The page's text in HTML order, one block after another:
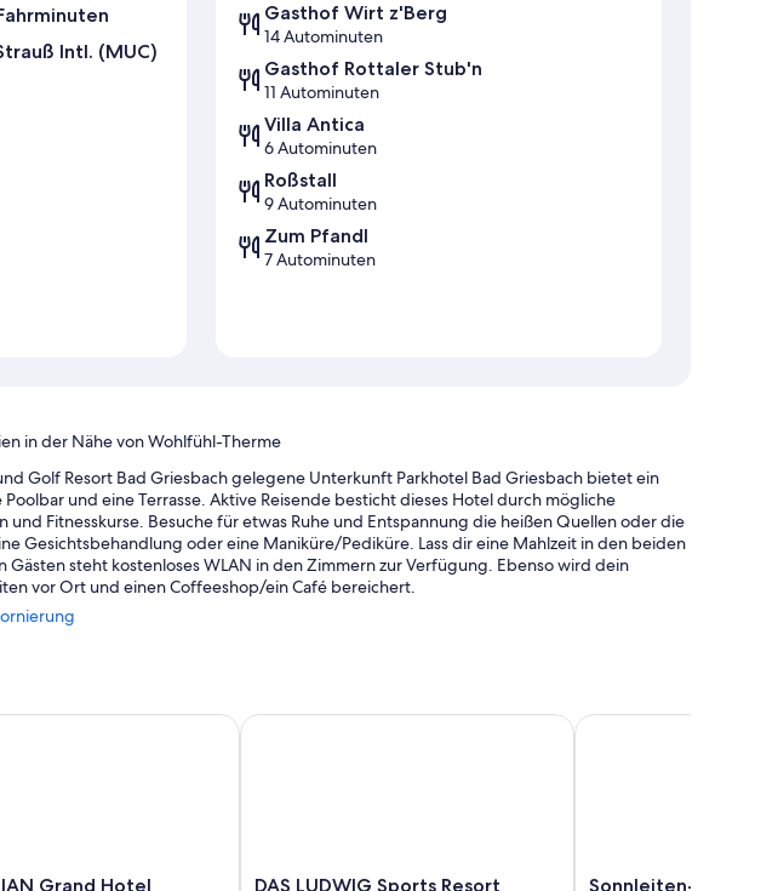
Intl. (MUC)
Gasthof Wirt z'Berg
14 Autominuten
Gasthof Rottaler Stub'n
11 Autominuten
Villa Antica
6 Autominuten
Roßstall
9 Autominuten
Zum Pfandl
7 Autominuten
in der Nähe von Wohlfühl-Therme
Golf Resort Bad Griesbach gelegene Unterkunft Parkhotel Bad Griesbach bietet ein
und eine Terrasse. Aktive Reisende besticht dieses Hotel durch mögliche
Fitnesskurse. Besuche für etwas Ruhe und Entspannung die heißen Quellen oder die
Gesichtsbehandlung oder eine Maniküre/Pediküre. Lass dir eine Mahlzeit in den beiden
Gästen steht kostenloses WLAN in den Zimmern zur Verfügung. Ebenso wird dein
vor Ort und einen Coffeeshop/ein Café bereichert.
Express-Check-out und Bücher
Grand Hotel
Grand Hotel
DAS
DAS LUDWIG Sports Resort
DAS LUDWIG Sports Resort
Sonnleiten-
Sonnleiten-Rupert
Sonnleiten-Rupert -